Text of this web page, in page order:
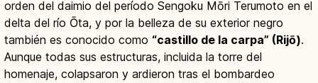
orden del daimio del período Sengoku Mōri Terumoto en el
delta del río Ōta, y por la belleza de su exterior negro
también es conocido como “castillo de la carpa” (Rijō).
Aunque todas sus estructuras, incluida la torre del
homenaje, colapsaron y ardieron tras el bombardeo